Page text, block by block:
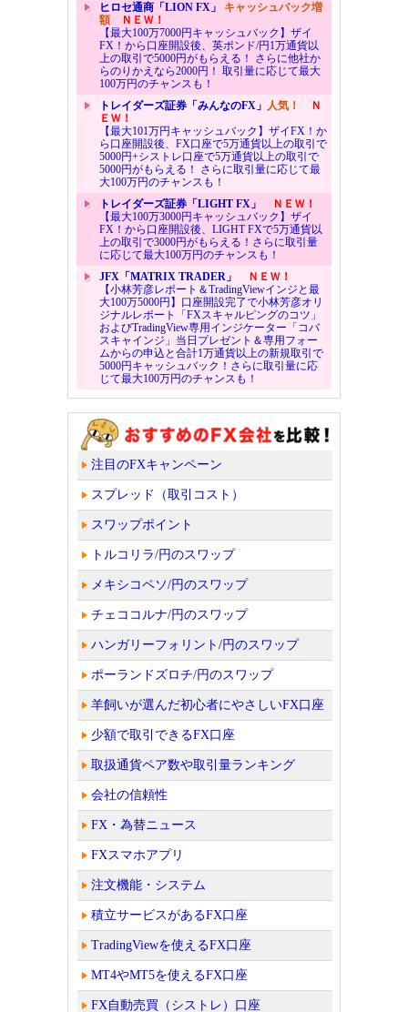
ヒロセ通商「LION FX」 キャッシュバック増
額ＮＥＷ！
【最大100万7000円キャッシュバック】ザイ
FX！から口座開設後、英ポンド/円1万通貨以
上の取引で5000円がもらえる！ さらに他社か
らのりかえなら2000円！ 取引量に応じて最大
100万円のチャンスも！
トレイダーズ証券「みんなのFX」 人気！
Ｎ
ＥＷ！
【最大101万円キャッシュバック】ザイFX！か
ら口座開設後、FX口座で5万通貨以上の取引で
5000円+シストレ口座で5万通貨以上の取引で
5000円がもらえる！ さらに取引量に応じて最
大100万円のチャンスも！
トレイダーズ証券「LIGHT FX」
ＮＥＷ！
【最大100万3000円キャッシュバック】ザイ
FX！から口座開設後、LIGHT FXで5万通貨以
上の取引で3000円がもらえる！さらに取引量
に応じて最大100万円のチャンスも！
JFX「MATRIX TRADER」
ＮＥＷ！
【小林芳彦レポート＆TradingViewインジと最
大100万5000円】口座開設完了で小林芳彦オリ
ジナルレポート「FXスキャルピングのコツ」
およびTradingView専用インジケーター「コバ
スキャインジ」当日プレゼント＆専用フォー
ムからの申込と合計1万通貨以上の新規取引で
5000円キャッシュバック！さらに取引量に応
じて最大100万円のチャンスも！
注目のFXキャンペーン
スプレッド（取引コスト）
スワップポイント
トルコリラ/円のスワップ
メキシコペソ/円のスワップ
チェココルナ/円のスワップ
ハンガリーフォリント/円のスワップ
ポーランドズロチ/円のスワップ
羊飼いが選んだ初心者にやさしいFX口座
少額で取引できるFX口座
取扱通貨ペア数や取引量ランキング
会社の信頼性
FX・為替ニュース
FXスマホアプリ
注文機能・システム
積立サービスがあるFX口座
TradingViewを使えるFX口座
MT4やMT5を使えるFX口座
FX自動売買（シストレ）口座